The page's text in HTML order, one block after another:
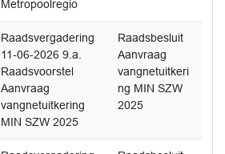
Metropoolregio
Raadsvergadering
11-06-2026 9.a.
Raadsvoorstel
Aanvraag
vangnetuitkering
MIN SZW 2025
Raadsbesluit
Aanvraag
vangnetuitkeri
ng MIN SZW
2025